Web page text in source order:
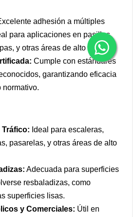
adhesión a múltiples
para aplicaciones en pasillos,
y otras áreas de alto tráfico.
Cumple con estándares
garantizando eficacia
normativo.
Ideal para escaleras,
pasarelas, y otras áreas de alto
Adecuada para superficies
resbaladizas, como
superficies lisas.
y Comerciales: Útil en